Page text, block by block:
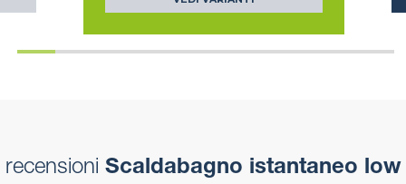
recensioni Scaldabagno istantaneo low